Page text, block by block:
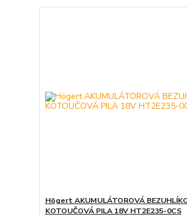
Högert AKUMULÁTOROVÁ
KOTOUČOVÁ PILA 18V HT2E235-0CS